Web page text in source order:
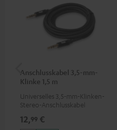
Anschlusskabel 3,5-mm-
Klinke 1,5 m
Universelles 3,5-mm-Klinken-
Stereo-Anschlusskabel
12,99 €